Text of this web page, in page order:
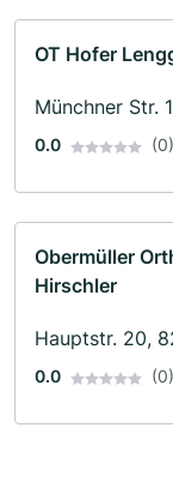
OT Hofer
Münchner Str.
0.0 (0)
Obermüller
Hirschler
Hauptstr. 20,
0.0 (0)